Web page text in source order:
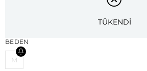
TÜKENDİ
BEDEN
M